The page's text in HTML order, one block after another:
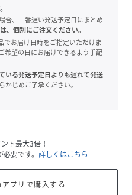
合、一番遅い発送予定日にまとめ
、個別にご注文ください。
お届け日時をご指定いただけま
希望の日にお届けできるよう手配
いる発送予定日よりも遅れて発送
じめご了承ください。
ト最大3倍！
要です。 詳しくはこちら
プリで購入する